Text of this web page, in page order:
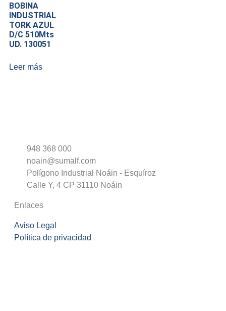
BOBINA
INDUSTRIAL
TORK AZUL
D/C 510Mts
UD. 130051
Leer más
948 368 000
noain@sumalf.com
Polígono Industrial Noáin - Esquíroz
Calle Y, 4 CP 31110 Noáin
Enlaces
Aviso Legal
Política de privacidad